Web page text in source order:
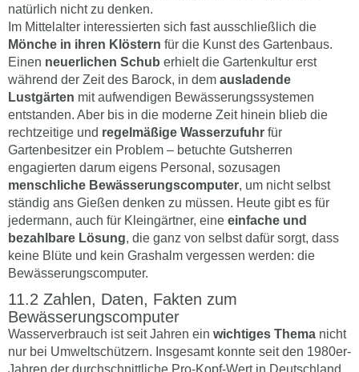
natürlich nicht zu denken.
Im Mittelalter interessierten sich fast ausschließlich die
Mönche in ihren Klöstern für die Kunst des Gartenbaus.
Einen neuerlichen Schub erhielt die Gartenkultur erst
während der Zeit des Barock, in dem ausladende
Lustgärten mit aufwendigen Bewässerungssystemen
entstanden. Aber bis in die moderne Zeit hinein blieb die
rechtzeitige und regelmäßige Wasserzufuhr für
Gartenbesitzer ein Problem – betuchte Gutsherren
engagierten darum eigens Personal, sozusagen
menschliche Bewässerungscomputer, um nicht selbst
ständig ans Gießen denken zu müssen. Heute gibt es für
jedermann, auch für Kleingärtner, eine einfache und
bezahlbare Lösung, die ganz von selbst dafür sorgt, dass
keine Blüte und kein Grashalm vergessen werden: die
Bewässerungscomputer.
Zahlen, Daten, Fakten zum
Bewässerungscomputer
Wasserverbrauch ist seit Jahren ein wichtiges Thema nicht
nur bei Umweltschützern. Insgesamt konnte seit den 1980er-
Jahren der durchschnittliche Pro-Kopf-Wert in Deutschland